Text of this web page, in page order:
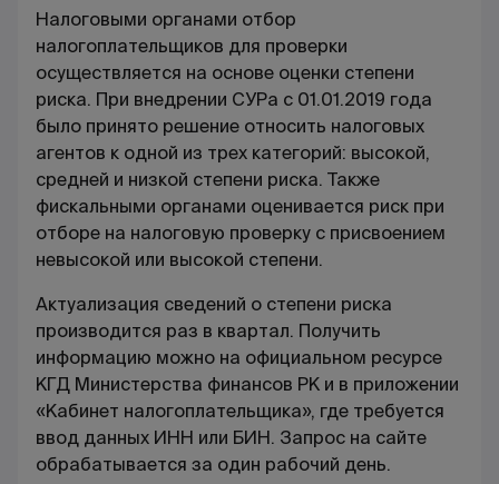
Налоговыми органами отбор
налогоплательщиков для проверки
осуществляется на основе оценки степени
риска. При внедрении СУРа с 01.01.2019 года
было принято решение относить налоговых
агентов к одной из трех категорий: высокой,
средней и низкой степени риска. Также
фискальными органами оценивается риск при
отборе на налоговую проверку с присвоением
невысокой или высокой степени.
Актуализация сведений о степени риска
производится раз в квартал. Получить
информацию можно на официальном ресурсе
КГД Министерства финансов РК и в приложении
«Кабинет налогоплательщика», где требуется
ввод данных ИНН или БИН. Запрос на сайте
обрабатывается за один рабочий день.